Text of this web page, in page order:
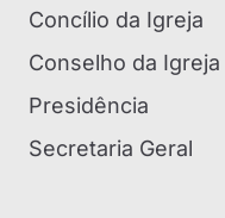
Concílio da Igreja
Conselho da Igreja
Presidência
Secretaria Geral